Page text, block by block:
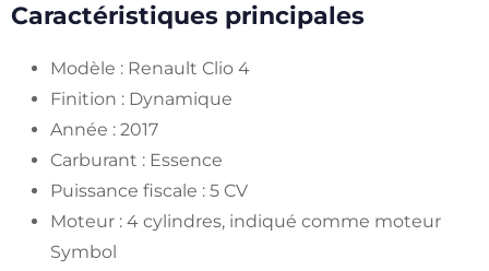
Caractéristiques principales
Modèle : Renault Clio 4
Finition : Dynamique
Année : 2017
Carburant : Essence
Puissance fiscale : 5 CV
Moteur : 4 cylindres, indiqué comme moteur
Symbol